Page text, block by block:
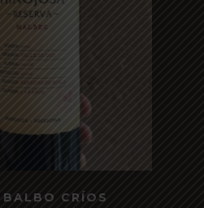
CRÍOS